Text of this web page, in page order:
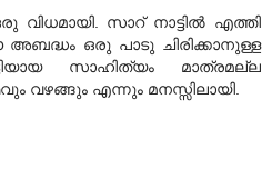
വിധമായി. സാറ് നാട്ടിൽ എത്തി
ഒരു പാടു ചിരിക്കാനുള്ള
സാഹിത്യം മാത്രമല്ല
വഴങ്ങും എന്നും മനസ്സിലായി.